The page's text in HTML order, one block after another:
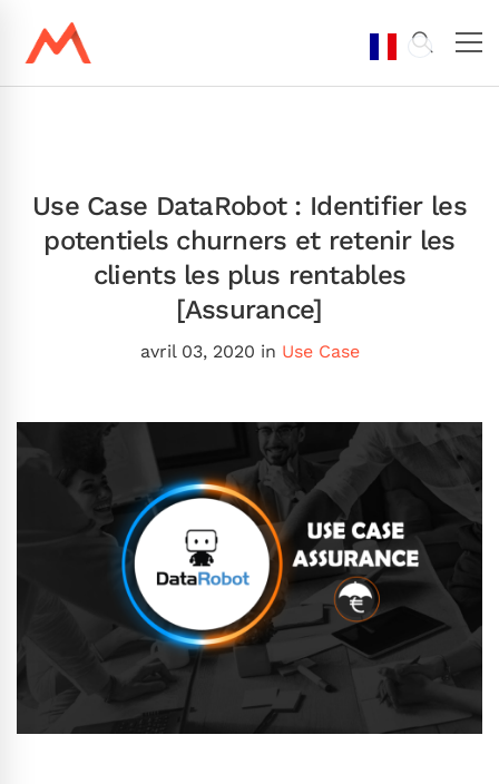
Use Case DataRobot : Identifier les
potentiels churners et retenir les
clients les plus rentables
[Assurance]
avril 03, 2020 in Use Case